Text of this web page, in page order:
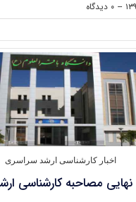
-- ۰ دیدگاه
on
اعلام
پذیرفته‌شدگان
بدون
آزمون
کارشناسی
ارشد
دانشگاه
صنعتی
اصفهان
اخبار کارشناسی ارشد سراسری